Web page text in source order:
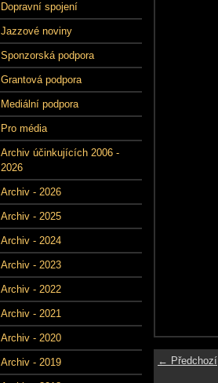
Dopravní spojení
Jazzové noviny
Sponzorská podpora
Grantová podpora
Mediální podpora
Pro média
Archiv účinkujících 2006 -
2026
Archiv - 2026
Archiv - 2025
Archiv - 2024
Archiv - 2023
Archiv - 2022
Archiv - 2021
Archiv - 2020
Archiv - 2019 ← Předchozí